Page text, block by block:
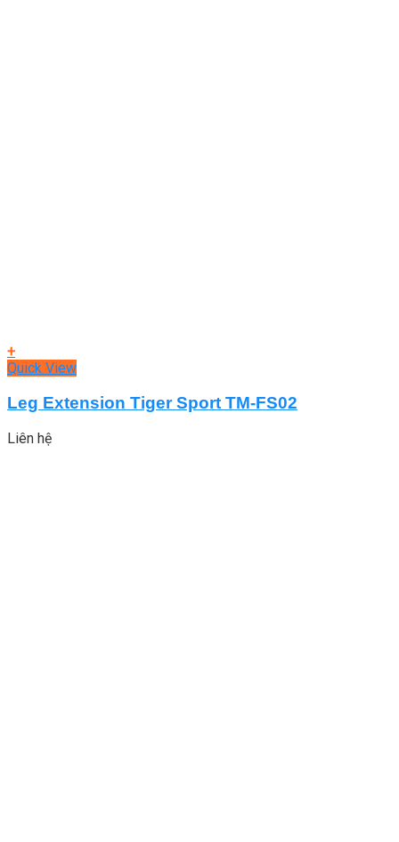
+
Quick View
Leg Extension Tiger Sport TM-FS02
Liên hệ